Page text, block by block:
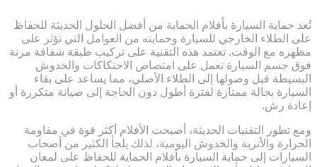
تُعد حماية السيارة بأفلام الحماية من أفضل الحلول الحديثة للحفاظ
على الطلاء الخارجي للسيارة وحمايته من العوامل التي تؤثر على
مظهره مع الوقت. تعتمد هذه التقنية على تركيب طبقة شفافة مرنة
فوق جسم السيارة تعمل على امتصاص الاحتكاكات والخدوش
البسيطة قبل وصولها إلى الطلاء الأصلي، مما يساعد على بقاء
السيارة بحالة ممتازة لفترة أطول دون الحاجة إلى صيانة متكررة أو
إعادة رش.
ومع تطور التقنيات الحديثة، أصبحت الأفلام أكثر قوة في مقاومة
الحرارة والأتربة والخدوش اليومية، لذلك يلجأ الكثير من أصحاب
السيارات إلى حماية السيارة بأفلام الحماية للحفاظ على لمعان